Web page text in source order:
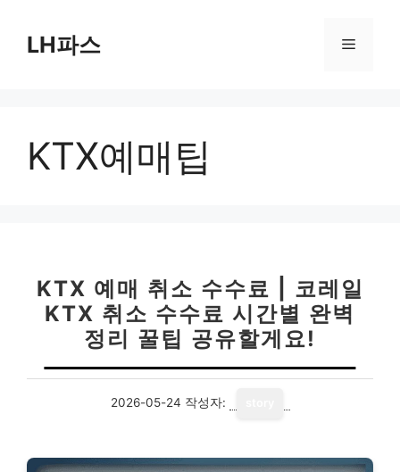
LH파스 메
KTX예매팁
KTX 예매 취소 수수료 | 코레일
KTX 취소 수수료 시간별 완벽
정리 꿀팁 공유할게요!
2026-05-24 작성자: